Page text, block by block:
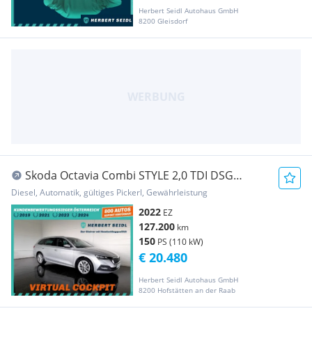
Herbert Seidl Autohaus GmbH
8200 Gleisdorf
Skoda Octavia Combi STYLE 2,0 TDI DSG
*MATRIX-LED / D...
Diesel, Automatik, gültiges Pickerl, Gewährleistung
2022 EZ
127.200 km
150 PS (110 kW)
Herbert Seidl Autohaus GmbH
8200 Hofstätten an der Raab
€ 20.480